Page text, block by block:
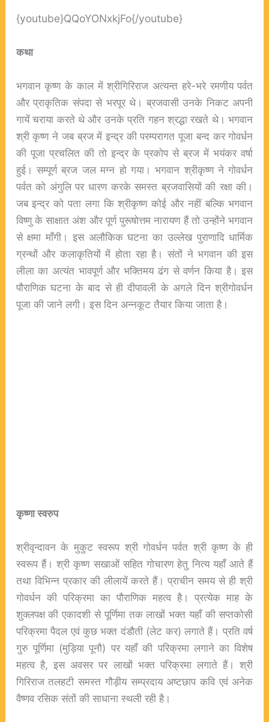
{youtube}QQoYONxkjFo{/youtube}
कथा
भगवान कृष्णके काल में श्रीगिरिराज अत्यन्त हरे-भरे रमणीय पर्वत
और प्राकृतिक संपदा से भरपूर थे। ब्रजवासी उनके निकट अपनी
गायें चराया करते थे और उनके प्रति गहन श्रद्धा रखते थे। भगवान
श्री कृष्ण ने जब ब्रज में इन्द्र की परम्परागत पूजा बन्द कर गोवर्धन
की पूजा प्रचलित की तो इन्द्र के प्रकोप से ब्रज में भयंकर वर्षा
हुई। सम्पूर्ण ब्रज जल मग्न हो गया। भगवान श्रीकृष्ण ने गोवर्धन
पर्वत को अंगुलि पर धारण करके समस्त ब्रजवासियों की रक्षा की।
जब इन्द्र को पता लगा कि श्रीकृष्ण कोई और नहीं बल्कि भगवान
विष्णु के साक्षात अंश और पूर्ण पुरूषोत्तम नारायण हैं तो उन्होंने भगवान
से क्षमा माँगी। इस अलौकिक घटना का उल्लेख पुराणादि धार्मिक
ग्रन्थों और कलाकृतियों में होता रहा है। संतों ने भगवान की इस
लीला का अत्यंत भावपूर्ण और भक्तिमय ढंग से वर्णन किया है। इस
पौराणिक घटना के बाद से ही दीपावली के अगले दिन श्रीगोवर्धन
पूजा की जाने लगी। इस दिन अन्नकूट तैयार किया जाता है।
कृष्णा स्वरुप
श्रीवृन्दावन के मुकुट स्वरूप श्री गोवर्धन पर्वत श्री कृष्ण के ही
स्वरूप हैं। श्री कृष्ण सखाओं सहित गोचारण हेतु नित्य यहाँ आते हैं
तथा विभिन्न प्रकार की लीलायें करते हैं। प्राचीन समय से ही श्री
गोवर्धन की परिक्रमा का पौराणिक महत्व है। प्रत्येक माह के
शुक्लपक्ष की एकादशी से पूर्णिमा तक लाखों भक्त यहाँ की सप्तकोसी
परिक्रमा पैदल एवं कुछ भक्त दंडौती (लेट कर) लगाते हैं। प्रति वर्ष
गुरु पूर्णिमा (मुड़िया पूनौ) पर यहाँ की परिक्रमा लगाने का विशेष
महत्व है, इस अवसर पर लाखों भक्त परिक्रमा लगाते हैं। श्री
गिरिराज तलहटी समस्त गौड़ीय सम्प्रदाय अष्टछाप कवि एवं अनेक
वैष्णव रसिक संतों की साधाना स्थली रही है।